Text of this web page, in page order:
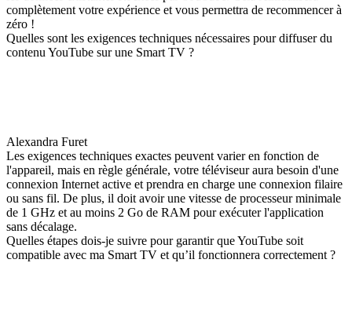
complètement votre expérience et vous permettra de recommencer à
zéro !
Quelles sont les exigences techniques nécessaires pour diffuser du
contenu YouTube sur une Smart TV ?
Alexandra Furet
Les exigences techniques exactes peuvent varier en fonction de
l'appareil, mais en règle générale, votre téléviseur aura besoin d'une
connexion Internet active et prendra en charge une connexion filaire
ou sans fil. De plus, il doit avoir une vitesse de processeur minimale
de 1 GHz et au moins 2 Go de RAM pour exécuter l'application
sans décalage.
Quelles étapes dois-je suivre pour garantir que YouTube soit
compatible avec ma Smart TV et qu’il fonctionnera correctement ?